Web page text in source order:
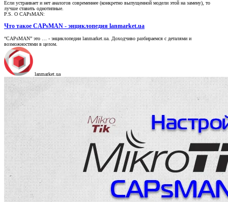
Если устраивает и нет аналогов современнее (конкретно выпущенной модели этой на замену), то
лучше ставить однотипные.
P.S. О CAPsMAN:
Что такое CAPsMAN - энциклопедия lanmarket.ua
“CAPsMAN” это … - энциклопедии lanmarket.ua. Доходчиво разбираемся с деталями и
возможностями в целом.
lanmarket.ua